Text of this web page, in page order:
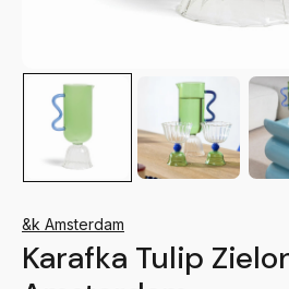
&k Amsterdam
Karafka Tulip